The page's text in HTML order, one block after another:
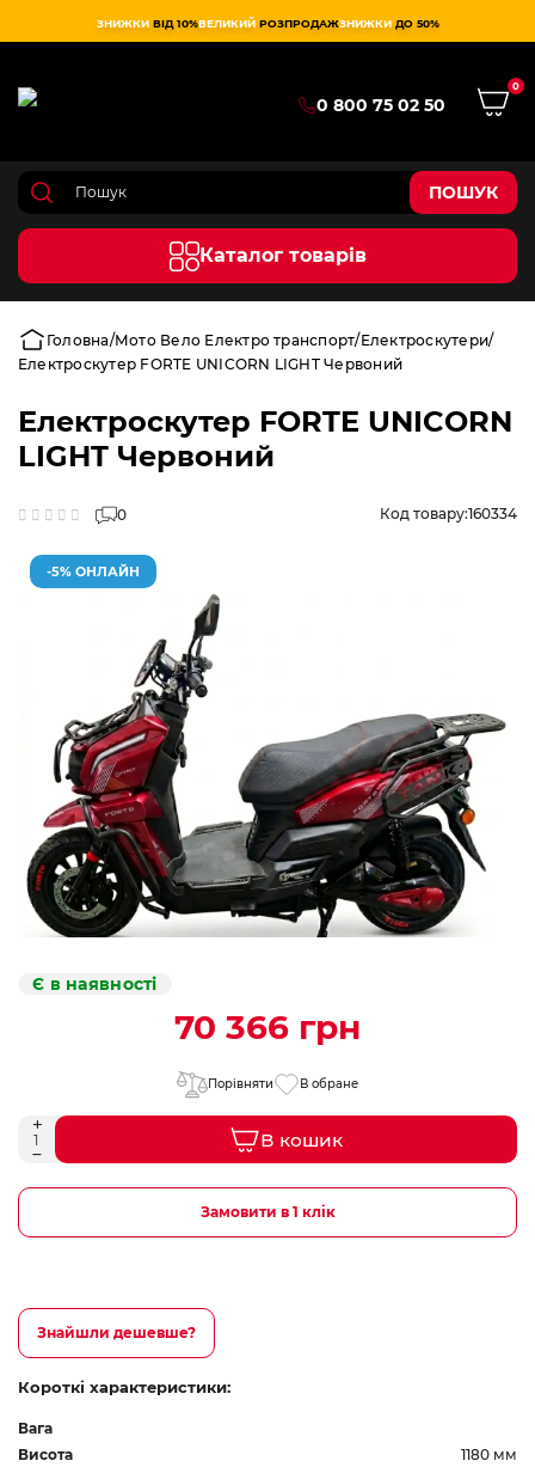
ЗНИЖКИ ВІД 10%ВЕЛИКИЙ РОЗПРОДАЖЗНИЖКИ ДО 50%
0 800 75 02 50
0
ПОШУК
Каталог товарів
Головна Мото Вело Електро транспорт Електроскутери
Електроскутер FORTE UNICORN LIGHT Червоний
Електроскутер FORTE UNICORN
LIGHT Червоний
0 Код товару:160334
-5% ОНЛАЙН
Є в наявності
70 366 грн
Порівняти В обране
В кошик
Замовити в 1 клік
Знайшли дешевше?
Короткі характеристики:
Вага
Висота
1180 мм